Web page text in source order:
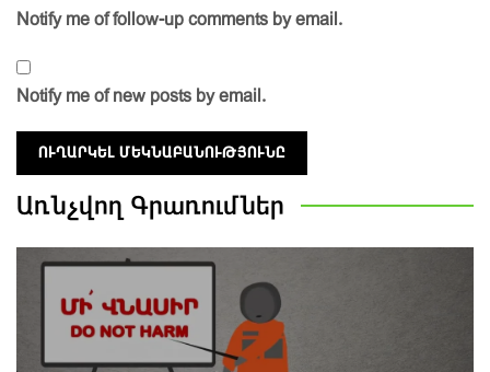
Notify me of follow-up comments by email.
Notify me of new posts by email.
Առնչվող Գրառումներ